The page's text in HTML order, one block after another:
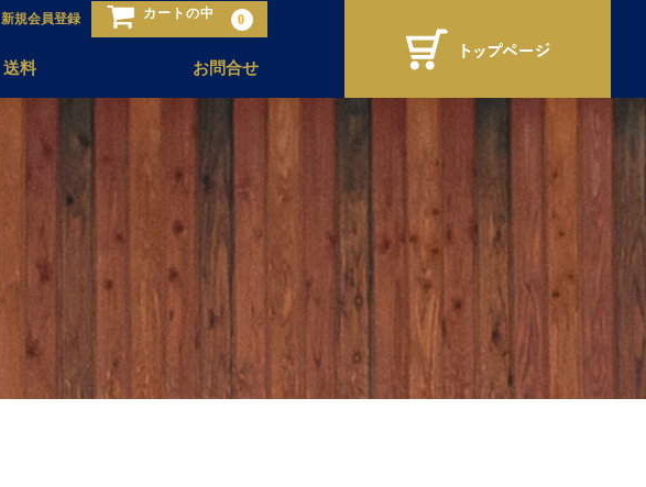
新規会員登録 カートの中 0
送料 お問合せ